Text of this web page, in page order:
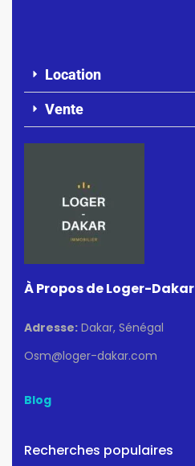
Location
Vente
À Propos de Loger-Dakar
Adresse: Dakar, Sénégal
Osm@loger-dakar.com
Blog
Recherches populaires